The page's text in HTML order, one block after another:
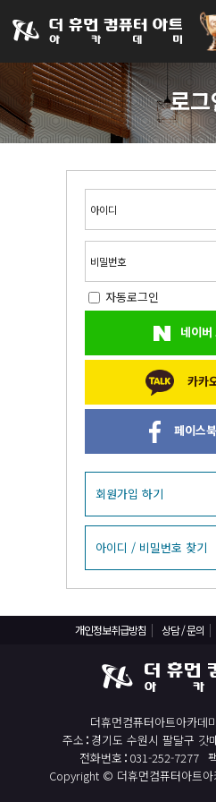
031-252-7277 수원캠퍼
로
아이디
비밀번호
자동로그인
네이버
카카
페이스
회원가입 하기
아이디 / 비밀번호 찾기
개인정보취급방침 상담 / 문의
더휴먼컴퓨터아트아카데미
주소 경기도 수원시 팔달구 갓
전화번호 031-252-7277
Copyright © 더휴먼컴퓨터아트
아카데미소개
인사말
국비지원 무료교육
BIM 건축설계 및 실내건축설계(캐드(CAD),맥
React, Veu 프레임워크 기반 프론트엔드 개발
반응형/웹퍼블리셔/프론트엔드 웹개발자(웹디
자바(Java)기반 JSP/스프링 웹개발자(정보처리
디지털컨버전스 자바(JAVA)개발자(전자정부
전산세무회계 자격취득과정[전산회계1급/전산
컴퓨터활용능력2급(필기+실기) 및 ITQ자격증
직업상담사 2급 (필기+실기) 자격증 취득과정
일러스트 자격증 취득과정(GTQi 1급)
전산회계 1급 / FAT 1급 자격증 취득과정
전산세무 2급 / TAT 2급 자격증 취득과정